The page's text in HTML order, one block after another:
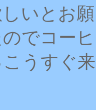
いとお
でコー
うすぐ